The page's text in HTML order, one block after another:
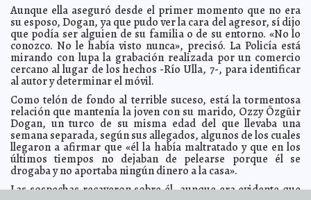
2012-06-25 10:16:29 Fox se compara con Mandela y Martin Luther King A7
2012-06-25 06:52:23 Las FARC usan a menores para detonar bombas A7
2012-06-25 06:50:30 Mohamed Morsi, nuevo presidente de Egipto A7
2012-06-25 06:47:35 Mueren 26 personas camino a mitin del PT A7
2012-06-25 06:45:57 Jennifer Lopez, la más poderosa
2012-06-25 06:43:33 Murió Jorge el Solitario, último de su tipo A7
2012-06-25 06:41:18 El Secretario de Estado del Vaticano renunciaría por
'VatiLeaks' A7
2012-06-25 06:40:20 Se tiró de la Torre Eiffel A7
2012-06-25 06:31:47 Las alergias alimentarias pueden ser mortales
2012-06-25 06:30:30 Josefina convoca a a votar por la seguridad y la
educación
Aunque ella aseguró desde el primer momento que no era
su esposo, Dogan, ya que pudo ver la cara del agresor, sí dijo
que podía ser alguien de su familia o de su entorno. «No lo
conozco. No le había visto nunca», precisó. La Policía está
mirando con lupa la grabación realizada por un comercio
cercano al lugar de los hechos -Río Ulla, 7-, para identificar
al autor y determinar el móvil.
Como telón de fondo al terrible suceso, está la tormentosa
relación que mantenía la joven con su marido, Ozzy Özgüir
Dogan, un turco de su misma edad del que llevaba una
semana separada, según sus allegados, algunos de los cuales
llegaron a afirmar que «él la había maltratado y que en los
últimos tiempos no dejaban de pelearse porque él se
drogaba y no aportaba ningún dinero a la casa».
Las sospechas recayeron sobre él, aunque era evidente que